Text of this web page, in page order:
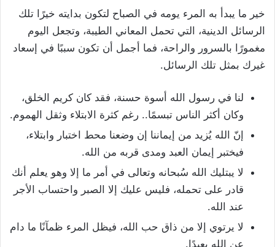
خير ما يبدأ به المرء يومه في الصباح لتكون بدايته خيرًا تلك
الرسائل الدينية، التي تحمل المعاني الطيبة، وتجعل اليوم
مغمورًا بالسرور والراحة، فما أجمل أن تكون سببًا في إسعاد
غيرك بمثل تلك الرسائل.
لنا في رسول الله أسوة حسنة، فقد كان كريم الخلق،
وكان أكثر الناس تبسمًا.. رغم كثرة الابتلاء وثقل الهموم.
إنّ الله يُزيد من إيماننا إن وضعنا محط اختبار وابتلاء،
فيختبر إيمان العبد ومدى قربه من الله.
لا يبتليك الله سُبحانه وتعالى في أمر ما إلا وهو يعلم أنك
قادر على تحمله، فليس عليك إلا الصبر واحتساب الأجر
عند الله.
لا يرتوي إلا من ذاق حب الله، فيظل المرء ظمآنًا ما دام
عن الله بعيدًا.